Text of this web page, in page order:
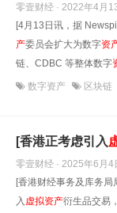
零壹财经 · 2022年4月
[4月13日讯，据
产委员会扩大为数字资
链、CDBC 等整体数字
数字资产 区块链
[香港正考虑引入
零壹财经 · 2025年6月4
[香港财经事务及库务
入 虚拟资产衍生品交易